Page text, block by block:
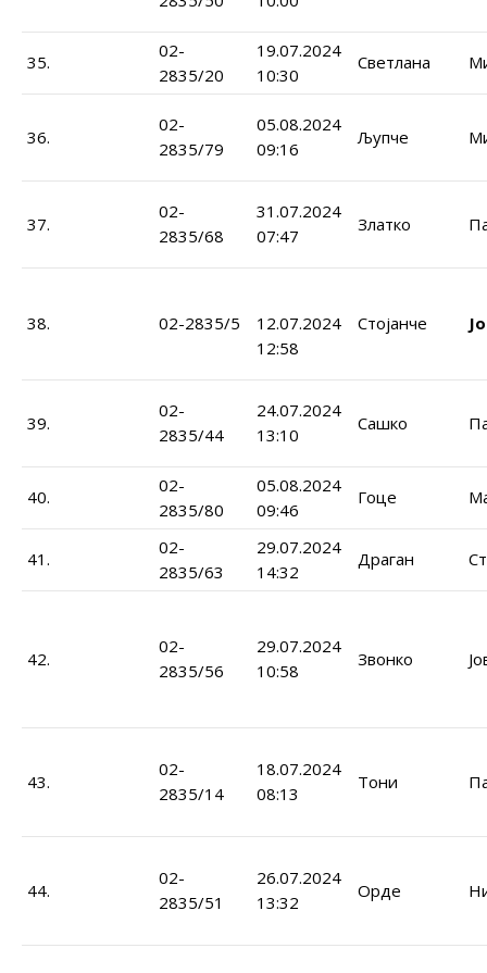
35.
02-
2835/20
19.07.2024
10:30
Светлана
36.
02-
2835/79
05.08.2024
09:16
Љупче
37.
02-
2835/68
31.07.2024
07:47
Златко
38. 02-2835/5
12.07.2024
12:58
Стојанче
39.
02-
2835/44
24.07.2024
13:10
Сашко
40.
02-
2835/80
05.08.2024
09:46
Гоце
41.
02-
2835/63
29.07.2024
14:32
Драган
42.
02-
2835/56
29.07.2024
10:58
Звонко
43.
02-
2835/14
18.07.2024
08:13
Тони
44.
02-
2835/51
26.07.2024
13:32
Орде